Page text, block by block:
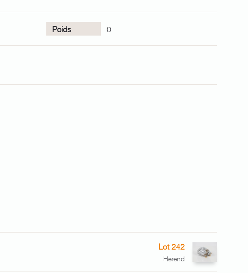
Poids 0
Lot 242
Herend